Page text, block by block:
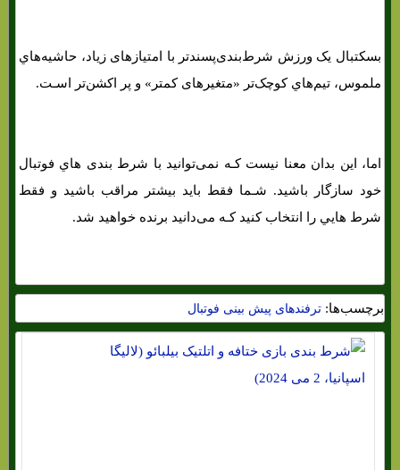
بسکتبال یک ورزش شرط‌بندی‌پسندتر با امتیازهای زیاد، حاشیه‌هاي‌
ملموس، تیم‌هاي‌ کوچک‌تر «متغیرهای کمتر» و پر اکشن‌تر اسـت.
اما، این بدان معنا نیست کـه نمی‌توانید با شرط بندی هاي‌ فوتبال
خود سازگار باشید. شـما فقط باید بیشتر مراقب باشید و فقط
شرط هایي را انتخاب کنید کـه می‌دانید برنده خواهید شد.
برچسب‌ها: ترفندهای پیش بینی فوتبال